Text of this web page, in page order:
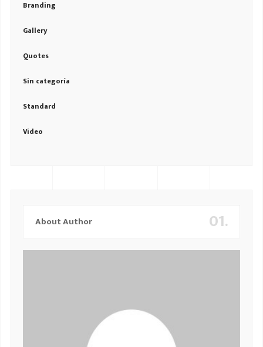
Branding
Gallery
Quotes
Sin categoría
Standard
Video
01.
About Author